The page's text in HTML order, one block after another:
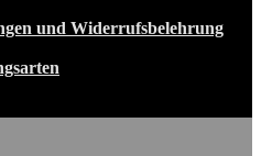
und Widerrufsbelehrung